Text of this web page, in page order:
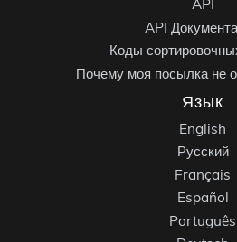
API
API
Коды
Почему моя посылка не
Язык
English
Русский
Français
Español
Português